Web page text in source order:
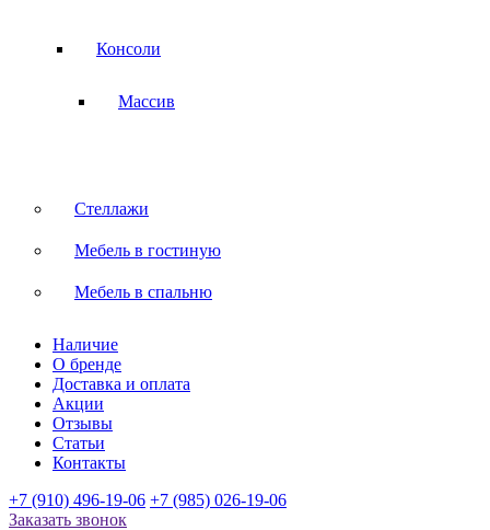
Консоли
Массив
Стеллажи
Мебель в гостиную
Мебель в спальню
Наличие
О бренде
Доставка и оплата
Акции
Отзывы
Статьи
Контакты
+7 (910) 496-19-06 +7 (985) 026-19-06
Заказать звонок